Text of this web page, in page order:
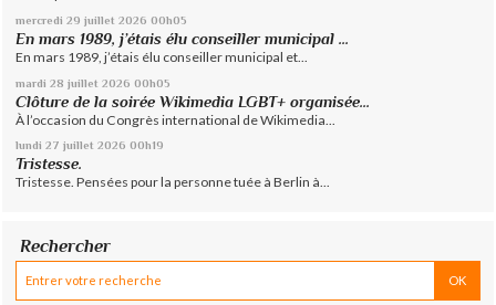
mercredi 29 juillet 2026 00h05
En mars 1989, j’étais élu conseiller municipal ...
En mars 1989, j’étais élu conseiller municipal et...
mardi 28 juillet 2026 00h05
Clôture de la soirée Wikimedia LGBT+ organisée...
À l’occasion du Congrès international de Wikimedia...
lundi 27 juillet 2026 00h19
Tristesse.
Tristesse. Pensées pour la personne tuée à Berlin à...
Rechercher